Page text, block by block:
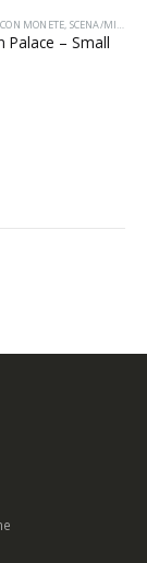
MONETE, SCENA/MISCELLANEA
Palace – Small